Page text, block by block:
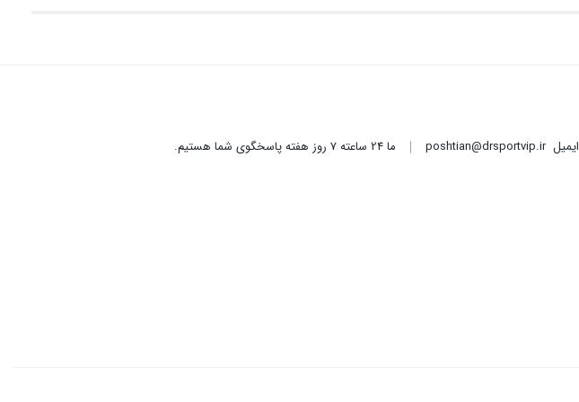
ایمیلposhtian@drsportvip.ir ما 24 ساعته 7 روز هفته پاسخگوی شما هستیم.